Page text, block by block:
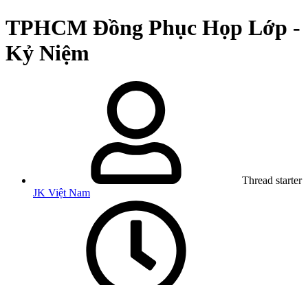
TPHCM Đồng Phục Họp Lớp -
Kỷ Niệm
Thread starter
JK Việt Nam